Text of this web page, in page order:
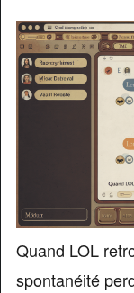
Quand LOL
spontanéité